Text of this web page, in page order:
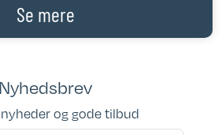
Se mere
Nyhedsbrev
og gode tilbud